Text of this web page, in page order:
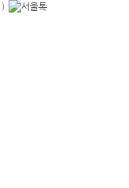
내팝업 열기
)